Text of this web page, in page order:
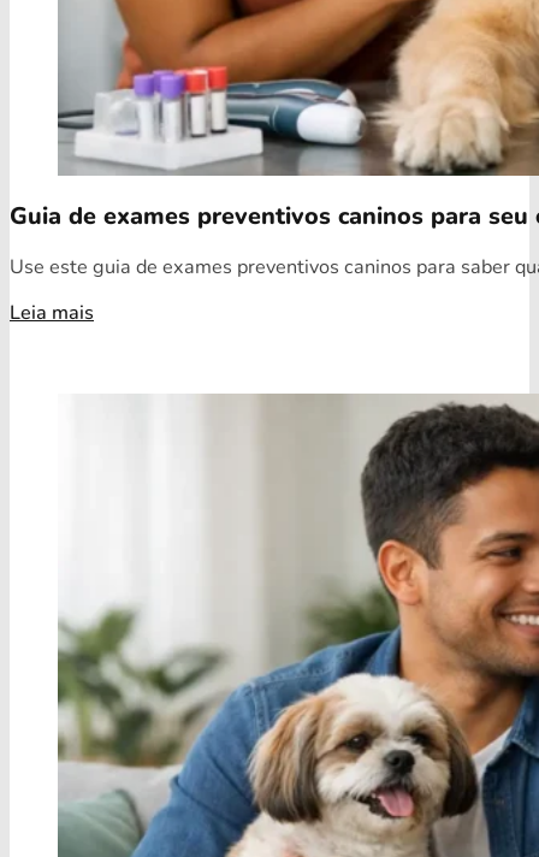
Guia de exames preventivos caninos para seu
Use este guia de exames preventivos caninos para saber
Leia mais